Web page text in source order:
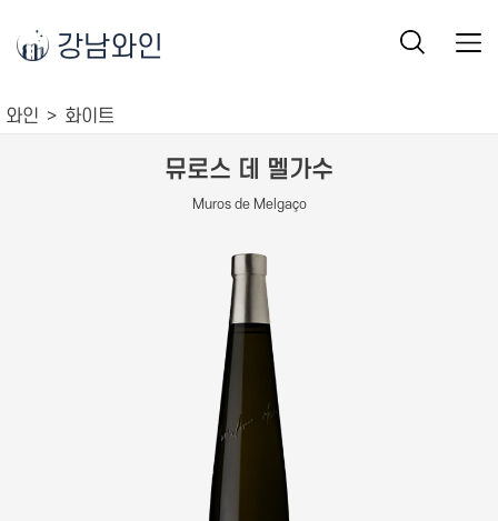
강남와인
와인 화이트
뮤로스 데 멜가수
Muros de Melgaço